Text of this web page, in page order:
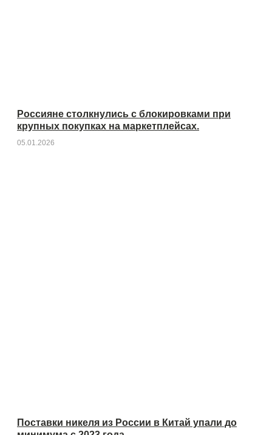
Россияне столкнулись с блокировками при
крупных покупках на маркетплейсах.
05.01.2026
Поставки никеля из России в Китай упали до